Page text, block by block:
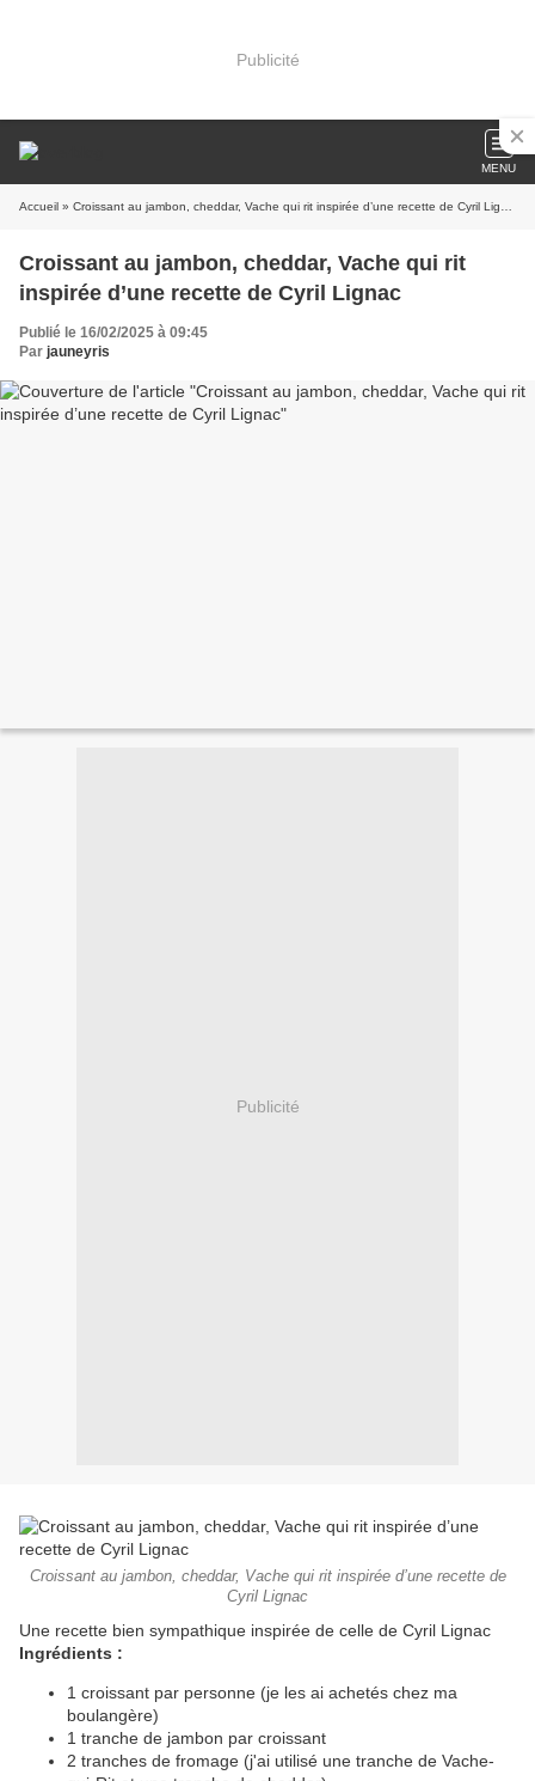
Publicité
MENU
Accueil » Croissant au jambon, cheddar, Vache qui rit inspirée d’une recette de Cyril Lignac
Croissant au jambon, cheddar, Vache qui rit
inspirée d’une recette de Cyril Lignac
Publié le 16/02/2025 à 09:45
Par jauneyris
Publicité
Croissant au jambon, cheddar, Vache qui rit inspirée d’une recette de
Cyril Lignac
Une recette bien sympathique inspirée de celle de Cyril Lignac
Ingrédients :
1 croissant par personne (je les ai achetés chez ma
boulangère)
1 tranche de jambon par croissant
2 tranches de fromage (j'ai utilisé une tranche de Vache-